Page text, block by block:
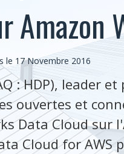
Amazon
le 17 Novembre 2016
: HDP), leader
ouvertes et
Data Cloud sur
Cloud for